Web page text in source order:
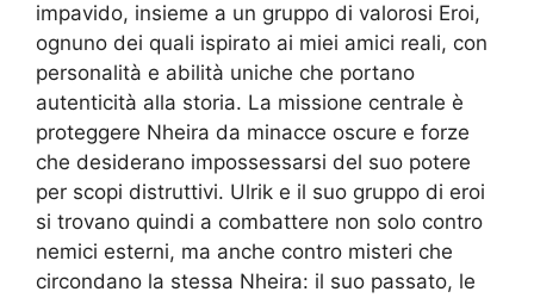
impavido, insieme a un gruppo di valorosi Eroi,
ognuno dei quali ispirato ai miei amici reali, con
personalità e abilità uniche che portano
autenticità alla storia. La missione centrale è
proteggere Nheira da minacce oscure e forze
che desiderano impossessarsi del suo potere
per scopi distruttivi. Ulrik e il suo gruppo di eroi
si trovano quindi a combattere non solo contro
nemici esterni, ma anche contro misteri che
circondano la stessa Nheira: il suo passato, le